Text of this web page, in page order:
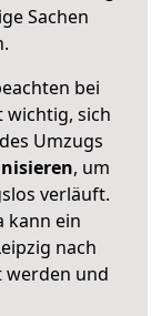
Sachen
bei
wichtig, sich
Umzugs
, um
verläuft.
kann ein
nach
und